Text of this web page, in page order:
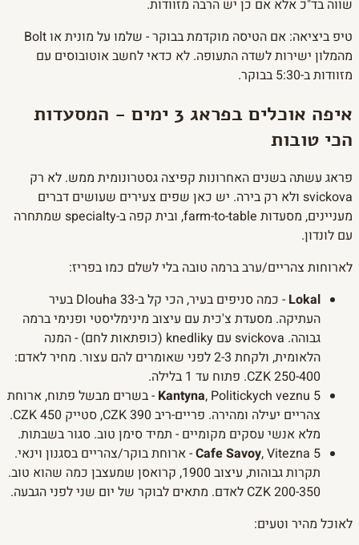
שווה בד"כ אלא אם כן יש הרבה מזוודות.
טיפ ביציאה: אם הטיסה מוקדמת בבוקר - שלמו על מונית או Bolt
מהמלון ישירות לשדה התעופה. לא כדאי לחשב אוטובוסים עם
מזוודות ב-5:30 בבוקר.
איפה אוכלים בפראג 3 ימים - המסעדות
הכי טובות
פראג עשתה בשנים האחרונות קפיצה גסטרונומית ממש. לא רק
svickova ולא רק בירה. יש כאן שפים צעירים שעושים דברים
מעניינים, מסעדות farm-to-table, ובית קפה ב-specialty שמתחרה
עם לונדון.
לארוחות צהריים/ערב ברמה טובה בלי לשלם כמו בפריז:
Lokal
- כמה סניפים בעיר, הכי קל ב-Dlouha 33 בעיר
העתיקה. מסעדת צ'כית עם עיצוב מינימליסטי ופנימי ברמה
גבוהה. svickova עם knedliky (כופתאות לחם) - המנה
הלאומית, ולקחת 2-3 לפני שאומרים להם עצור. מחיר לאדם:
250-400 CZK. פתוח עד 1 בלילה.
Kantyna , Politickych veznu 5 - בשרים מבשל פתוח, ארוחת
צהריים יעילה ומהירה. פריים-ריב 390 CZK, סטייק 450 CZK.
מלא אנשי עסקים מקומיים - תמיד סימן טוב. סגור בשבתות.
Cafe Savoy, Vitezna 5 - ארוחת בוקר/צהריים בסגנון וינאי.
תקרות גבוהות, עיצוב 1900, קרואסן שמעצבן כמה שהוא טוב.
200-350 CZK לאדם. מתאים לבוקר של יום שני לפני הגבעה.
לאוכל מהיר וטעים: